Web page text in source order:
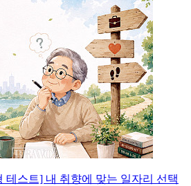
테스트] 내 취향에 맞는 일자리 선택